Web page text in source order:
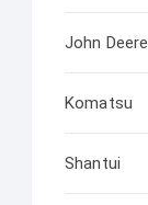
John Deere
Komatsu
Shantui